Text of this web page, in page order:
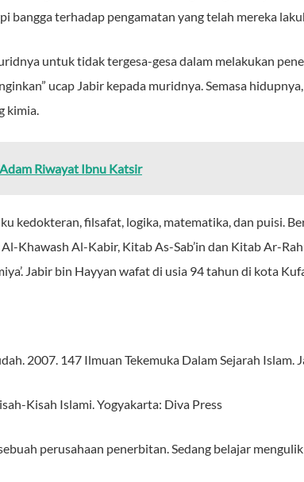
bangga terhadap pengamatan yang telah mereka
untuk tidak tergesa-gesa dalam melakukan
ucap Jabir kepada muridnya. Semasa
kimia.
Riwayat Ibnu Katsir
kedokteran, filsafat, logika, matematika, dan puisi.
Khawash Al-Kabir, Kitab As-Sab’in dan Kitab Ar-
Jabir bin Hayyan wafat di usia 94 tahun di kota
2007. 147 Ilmuan Tekemuka Dalam Sejarah Islam.
Kisah Islami. Yogyakarta: Diva Press
perusahaan penerbitan. Sedang belajar